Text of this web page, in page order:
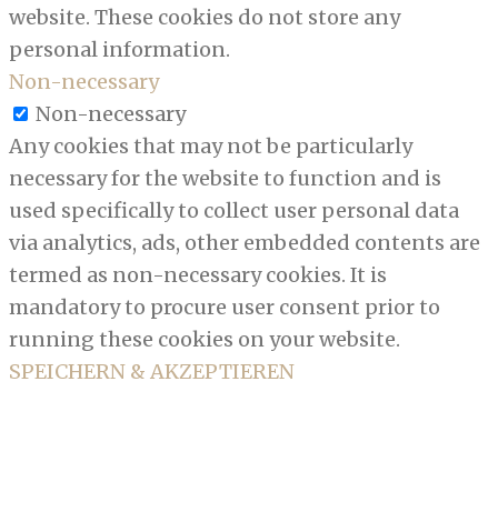
website. These cookies do not store any
personal information.
Non-necessary
Non-necessary
Any cookies that may not be particularly
necessary for the website to function and is
used specifically to collect user personal data
via analytics, ads, other embedded contents are
termed as non-necessary cookies. It is
mandatory to procure user consent prior to
running these cookies on your website.
SPEICHERN & AKZEPTIEREN